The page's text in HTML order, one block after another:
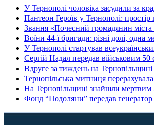
У Тернополі чоловіка засудили за
Пантеон Героїв у Тернополі: простір
Звання «Почесний громадянин
Воїни 44-ї бригади: різні долі, одна
У Тернополі стартував
Сергій Надал передав військовим
Вдруге за тиждень на Тернопільщині
Тернопільська митниця
На Тернопільщині знайшли мертвим
Фонд “Подоляни” передав